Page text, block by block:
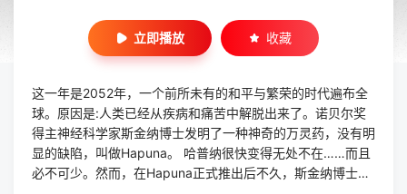
立即播放 收藏
这一年是2052年，一个前所未有的和平与繁荣的时代遍布全
球。原因是:人类已经从疾病和痛苦中解脱出来了。诺贝尔奖
得主神经科学家斯金纳博士发明了一种神奇的万灵药，没有明
显的缺陷，叫做Hapuna。 哈普纳很快变得无处不在……而且
必不可少。然而，在Hapuna正式推出后不久，斯金纳博士就